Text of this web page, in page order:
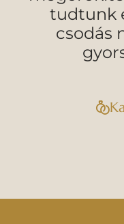
tudtunk
csodás